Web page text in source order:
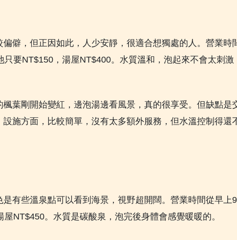
僻，但正因如此，人少安靜，很適合想獨處的人。營業時
要NT$150，湯屋NT$400。水質溫和，泡起來不會太刺激
葉剛開始變紅，邊泡湯邊看風景，真的很享受。但缺點是
施方面，比較簡單，沒有太多額外服務，但水溫控制得還
有些溫泉點可以看到海景，視野超開闊。營業時間從早上
NT$450。水質是碳酸泉，泡完後身體會感覺暖暖的。